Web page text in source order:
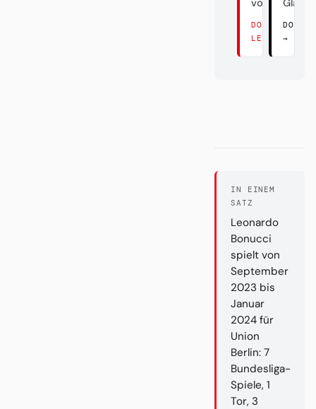
DORT
LESEN →
DORT
→
IN EINEM
SATZ
Leonardo
Bonucci
spielt von
September
2023 bis
Januar
2024 für
Union
Berlin: 7
Bundesliga-
Spiele, 1
Tor, 3